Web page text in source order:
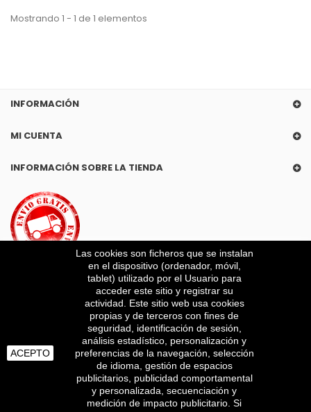
Mostrando 1 - 1 de 1 elementos
INFORMACIÓN
MI CUENTA
INFORMACIÓN SOBRE LA TIENDA
SUSCRÍBETE A NUESTRO BOLETÍN
Obtenga las últimas ofertas y ofertas especiales
REGÍSTRATE
ACEPTO
Las cookies son ficheros que se instalan
en el dispositivo (ordenador, móvil,
tablet) utilizado por el Usuario para
acceder este sitio y registrar su
actividad. Este sitio web usa cookies
propias y de terceros con fines de
seguridad, identificación de sesión,
análisis estadístico, personalización y
preferencias de la navegación, selección
de idioma, gestión de espacios
publicitarios, publicidad comportamental
y personalizada, secuenciación y
medición de impacto publicitario. Si